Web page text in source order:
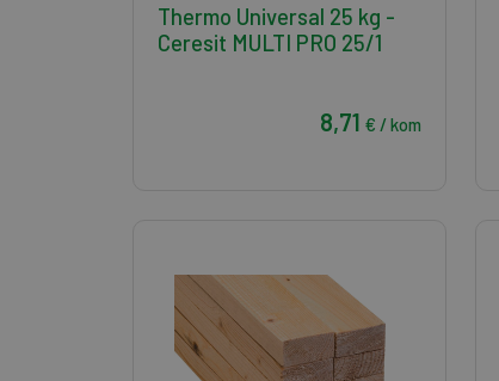
Thermo Universal 25 kg -
Ceresit MULTI PRO 25/1
8,71 € / kom